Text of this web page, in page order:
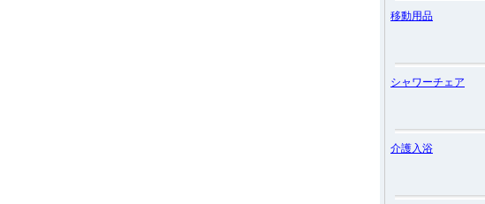
移動用品
シャワーチェア
介護入浴